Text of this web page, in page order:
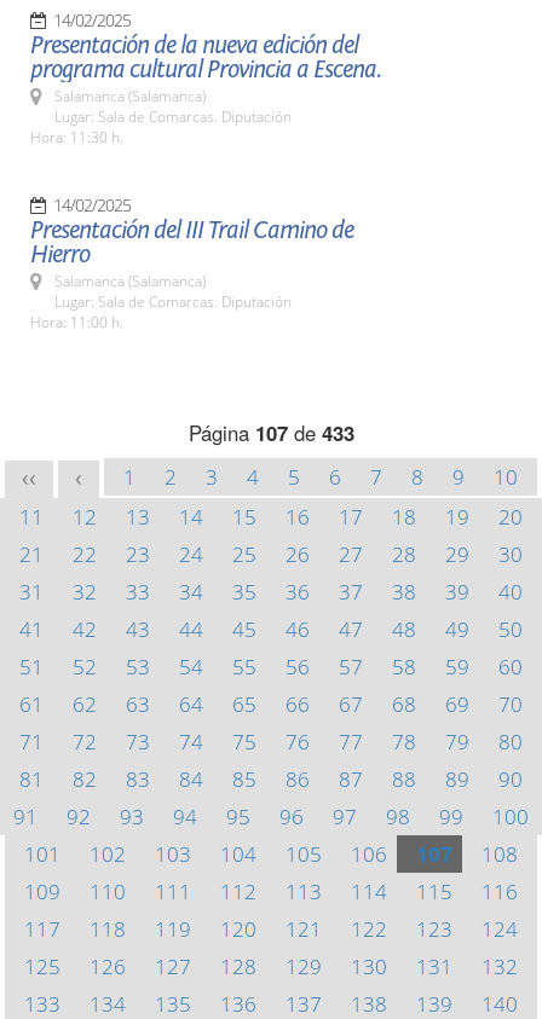
14/02/2025
Presentación de la nueva edición del
programa cultural Provincia a Escena.
Salamanca (Salamanca)
Lugar: Sala de Comarcas. Diputación
Hora: 11:30 h.
14/02/2025
Presentación del III Trail Camino de
Hierro
Salamanca (Salamanca)
Lugar: Sala de Comarcas. Diputación
Hora: 11:00 h.
Página 107de 433
<< < 1 2 3 4 5 6 7 8 9
10
11
12 13 14 15 16 17 18 19
20
21
22 23 24 25 26 27 28 29
30
31
32 33 34 35 36 37 38 39
40
41
42 43 44 45 46 47 48 49
50
51
52 53 54 55 56 57 58 59
60
61
62 63 64 65 66 67 68 69
70
71
72 73 74 75 76 77 78 79
80
81
82 83 84 85 86 87 88 89
90
91
92 93 94 95 96 97 98 99
100
101
102 103 104 105 106 107
108
109
110 111 112 113 114 115
116
117
118 119 120 121 122 123
124
125
126 127 128 129 130 131
132
133
134 135 136 137 138 139
140